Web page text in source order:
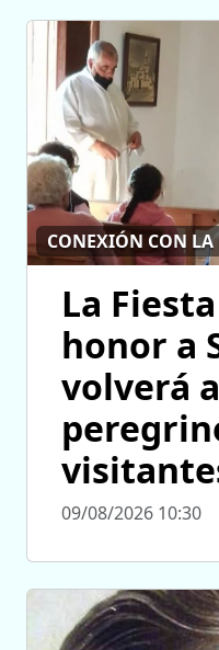
CONEXIÓN CON LA
La
honor a
volverá
09/08/2026 10:30